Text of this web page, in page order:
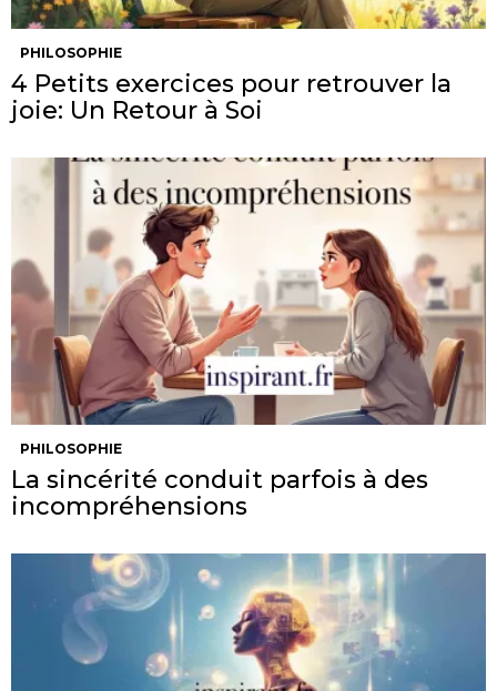
PHILOSOPHIE
4 Petits exercices pour retrouver la
joie: Un Retour à Soi
PHILOSOPHIE
La sincérité conduit parfois à des
incompréhensions